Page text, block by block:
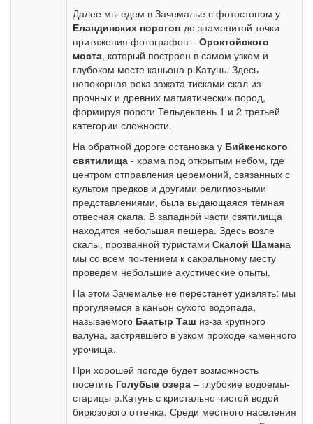
Далее мы едем в Зачемалье с фотостопом у
Еландинских порогов до знаменитой точки
притяжения фотографов – Ороктойского
моста, который построен в самом узком и
глубоком месте каньона р.Катунь. Здесь
непокорная река зажата тисками скал из
прочных и древних магматических пород,
формируя пороги Тельдекпень 1 и 2 третьей
категории сложности.
На обратной дороге остановка у Бийкенского
святилища - храма под открытым небом, где
центром отправления церемоний, связанных с
культом предков и другими религиозными
представлениями, была выдающаяся тёмная
отвесная скала. В западной части святилища
находится небольшая пещера. Здесь возле
скалы, прозванной туристами Скалой Шамана
мы со всем почтением к сакральному месту
проведем небольшие акустические опыты.
На этом Зачемалье не перестанет удивлять: мы
прогуляемся в каньон сухого водопада,
называемого Баатыр Таш из-за крупного
валуна, застрявшего в узком проходе каменного
урочища.
При хорошей погоде будет возможность
посетить Голубые озера – глубокие водоемы-
старицы р.Катунь с кристально чистой водой
бирюзового оттенка. Среди местного населения